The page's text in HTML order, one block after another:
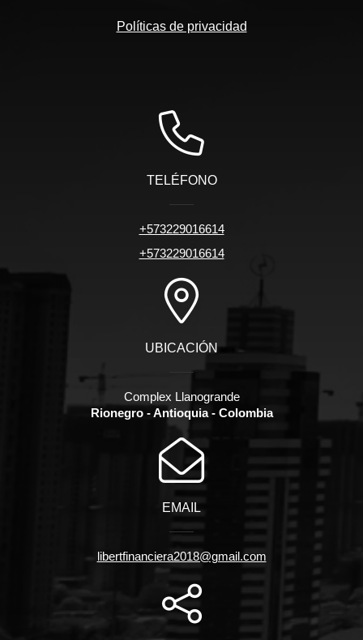
Políticas de privacidad
TELÉFONO
+573229016614
+573229016614
UBICACIÓN
Complex Llanogrande
Rionegro - Antioquia - Colombia
EMAIL
libertfinanciera2018@gmail.com